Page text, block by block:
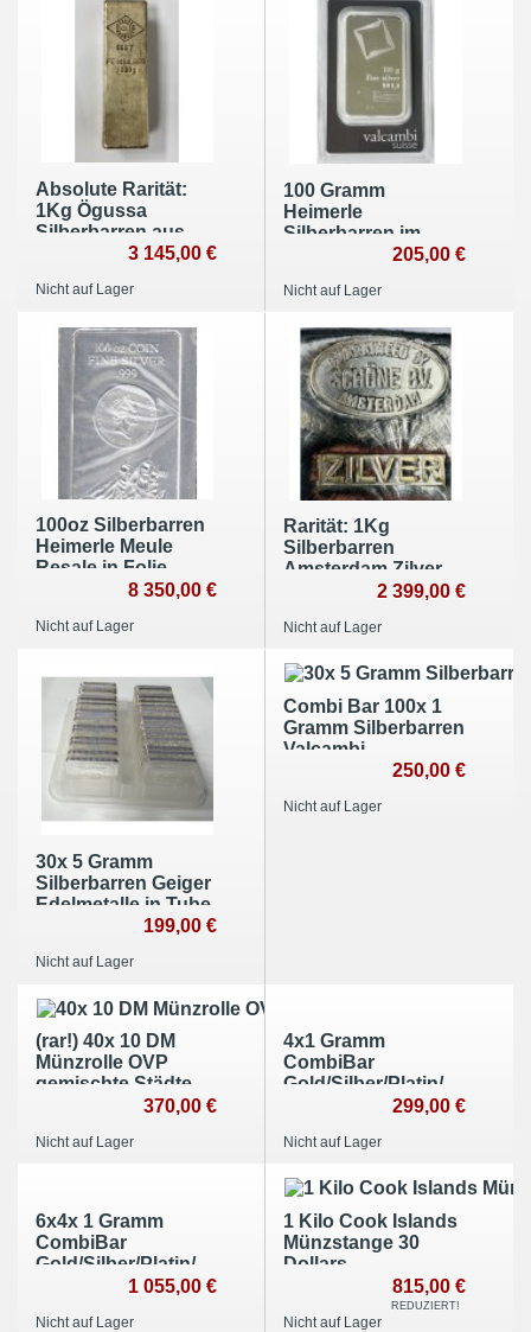
Absolute Rarität:
1Kg Ögussa
Silberbarren aus
Österreich3 145,00 €
Nicht auf Lager
100 Gramm
Heimerle
Silberbarren im
205,00 €
Nicht auf Lager
100oz Silberbarren
Heimerle Meule
Resale in Folie
8 350,00 €
Nicht auf Lager
Rarität: 1Kg
Silberbarren
Amsterdam Zilver
2 399,00 €
Nicht auf Lager
30x 5 Gramm
Silberbarren Geiger
Edelmetalle in Tube
199,00 €
Nicht auf Lager
Combi Bar 100x 1
Gramm Silberbarren
Valcambi
250,00 €
Nicht auf Lager
(rar!) 40x 10 DM
Münzrolle OVP
gemischte Städte
1988-1996 Silber
370,00 €
Nicht auf Lager
4x1 Gramm
CombiBar
Gold/Silber/Platin/Palladium
299,00 €
Nicht auf Lager
6x4x 1 Gramm
CombiBar
Gold/Silber/Platin/Palladium
1 055,00 €
Nicht auf Lager
1 Kilo Cook Islands
Münzstange 30
Dollars
815,00 €
REDUZIERT!
Nicht auf Lager